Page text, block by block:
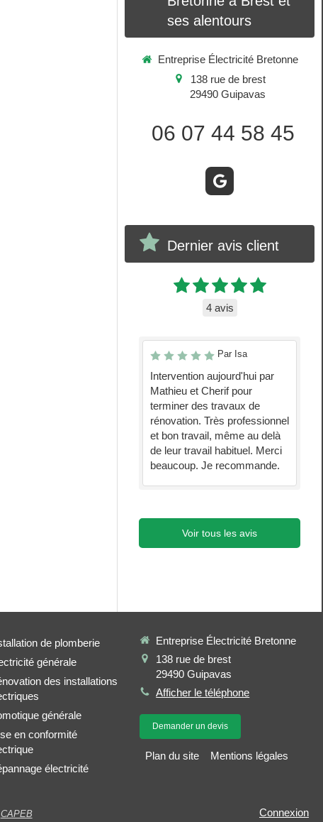
ses alentours
Entreprise Électricité Bretonne
138 rue de brest
29490 Guipavas
06 07 44 58 45
Dernier avis client
4 avis
Par Isa
Intervention aujourd'hui par
Mathieu et Cherif pour
terminer des travaux de
rénovation. Très professionnel
et bon travail, même au delà
de leur travail habituel. Merci
beaucoup. Je recommande.
Voir tous les avis
de plomberie
générale
des installations
générale
en conformité
électricité
Entreprise Électricité Bretonne
138 rue de brest
29490 Guipavas
Afficher le téléphone
Demander un devis
Plan du site Mentions légales
CAPEB Connexion